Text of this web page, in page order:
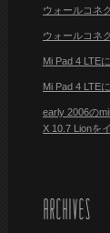
ウォールコネ
ウォールコネ
Mi Pad 4 LTE
Mi Pad 4 LTE
early 2006の
X 10.7 Lionを
ARCHIVES